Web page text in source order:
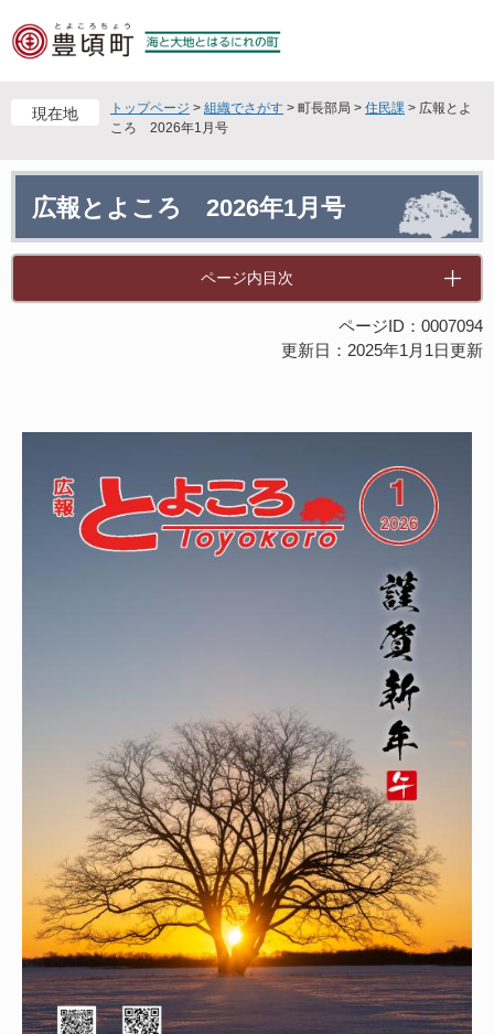
ー
す
ニ
し
文
現在地 トップページ > 組織でさがす > 町長部局 > 住民課 > 広報とよ
ころ 2026年1月号
広報とよころ 2026年1月号
ページ内目次
ページID：0007094
更新日：2025年1月1日更新